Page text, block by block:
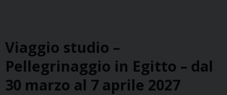
Viaggio studio –
Pellegrinaggio in Egitto – dal
30 marzo al 7 aprile 2027